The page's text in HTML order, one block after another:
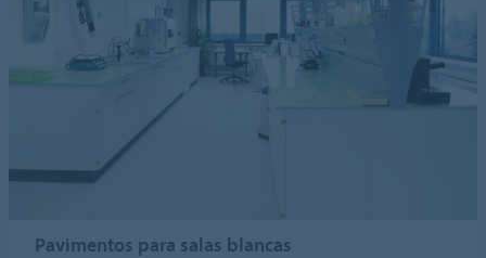
Pavimentos para salas blancas